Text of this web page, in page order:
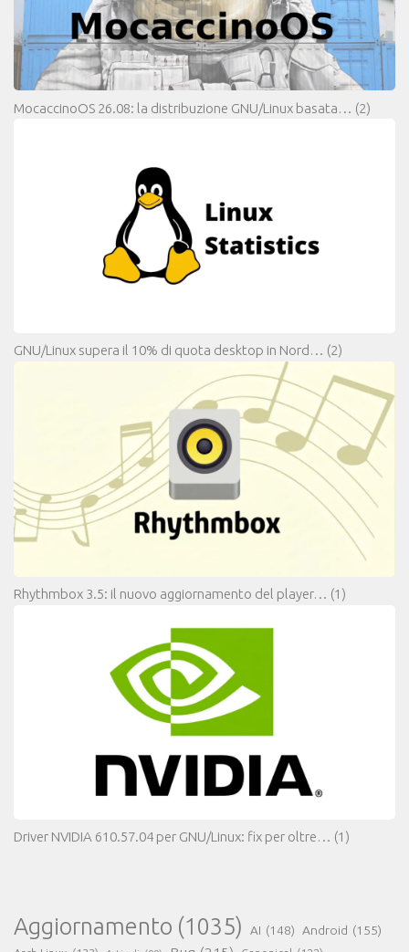
MocaccinoOS 26.08: la distribuzione GNU/Linux basata… (2)
GNU/Linux supera il 10% di quota desktop in Nord… (2)
Rhythmbox 3.5: il nuovo aggiornamento del player… (1)
Driver NVIDIA 610.57.04 per GNU/Linux: fix per oltre… (1)
Aggiornamento (1035) AI (148) Android (155)